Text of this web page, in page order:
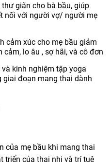
giãn cho bà bầu, giúp
nối với người vợ/ người mẹ
cảm xúc cho mẹ bầu giảm
lo âu , sợ hãi, và cô đơn
kinh nghiệm tập yoga
đoạn mang thai dành
mẹ bầu khi mang thai
triển của thai nhi và trí tuệ